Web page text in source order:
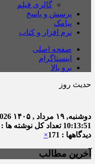
گالری فیلم
پرسش و پاسخ
پیامک
نرم افزار و کتاب
صفحه اصلی
اینستاگرام
برو بالا
حدیث روز
دوشنبه, ۱۹ مرداد , ۱۴۰۵
10:13:52 تعداد کل نوشته ها : 4323
دیدگاهها : 171
×
آخرین مطالب